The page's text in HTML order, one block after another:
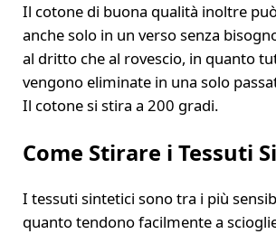
Il cotone di buona qualità inoltre
anche solo in un verso senza
al dritto che al rovescio, in quanto
vengono eliminate in una solo
Il cotone si stira a 200 gradi.
Come Stirare i Tessuti
I tessuti sintetici sono tra i più
quanto tendono facilmente a